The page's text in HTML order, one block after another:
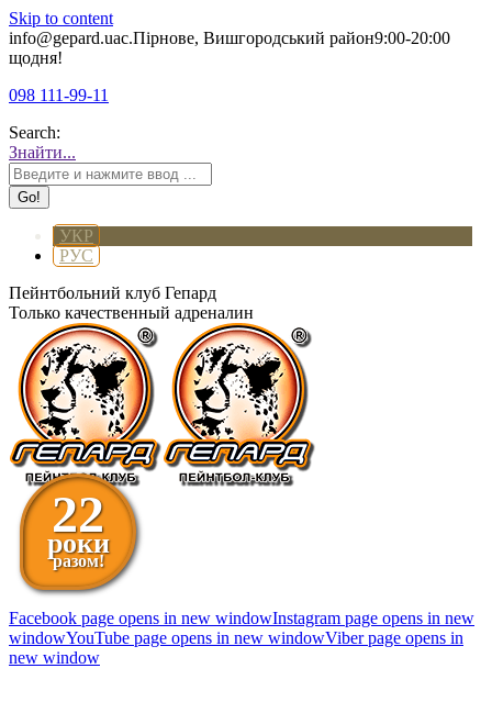
Skip to content
info@gepard.uaс.Пірнове, Вишгородський район9:00-20:00
щодня!
098 111-99-11
Search:
Знайти...
УКР
РУС
Пейнтбольний клуб Гепард
Только качественный адреналин
22
роки
разом!
Facebook page opens in new windowInstagram page opens in new
windowYouTube page opens in new windowViber page opens in
new window